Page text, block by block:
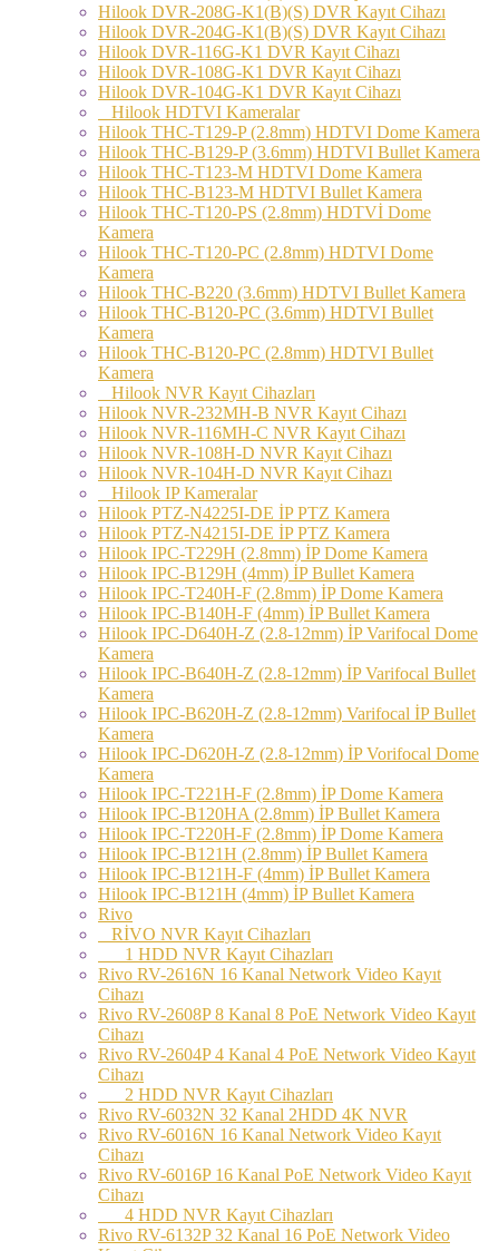
Hilook DVR-208G-K1(B)(S) DVR Kayıt Cihazı
Hilook DVR-204G-K1(B)(S) DVR Kayıt Cihazı
Hilook DVR-116G-K1 DVR Kayıt Cihazı
Hilook DVR-108G-K1 DVR Kayıt Cihazı
Hilook DVR-104G-K1 DVR Kayıt Cihazı
Hilook HDTVI Kameralar
Hilook THC-T129-P (2.8mm) HDTVI Dome Kamera
Hilook THC-B129-P (3.6mm) HDTVI Bullet Kamera
Hilook THC-T123-M HDTVI Dome Kamera
Hilook THC-B123-M HDTVI Bullet Kamera
Hilook THC-T120-PS (2.8mm) HDTVİ Dome
Kamera
Hilook THC-T120-PC (2.8mm) HDTVI Dome
Kamera
Hilook THC-B220 (3.6mm) HDTVI Bullet Kamera
Hilook THC-B120-PC (3.6mm) HDTVI Bullet
Kamera
Hilook THC-B120-PC (2.8mm) HDTVI Bullet
Kamera
Hilook NVR Kayıt Cihazları
Hilook NVR-232MH-B NVR Kayıt Cihazı
Hilook NVR-116MH-C NVR Kayıt Cihazı
Hilook NVR-108H-D NVR Kayıt Cihazı
Hilook NVR-104H-D NVR Kayıt Cihazı
Hilook IP Kameralar
Hilook PTZ-N4225I-DE İP PTZ Kamera
Hilook PTZ-N4215I-DE İP PTZ Kamera
Hilook IPC-T229H (2.8mm) İP Dome Kamera
Hilook IPC-B129H (4mm) İP Bullet Kamera
Hilook IPC-T240H-F (2.8mm) İP Dome Kamera
Hilook IPC-B140H-F (4mm) İP Bullet Kamera
Hilook IPC-D640H-Z (2.8-12mm) İP Varifocal Dome
Kamera
Hilook IPC-B640H-Z (2.8-12mm) İP Varifocal Bullet
Kamera
Hilook IPC-B620H-Z (2.8-12mm) Varifocal İP Bullet
Kamera
Hilook IPC-D620H-Z (2.8-12mm) İP Vorifocal Dome
Kamera
Hilook IPC-T221H-F (2.8mm) İP Dome Kamera
Hilook IPC-B120HA (2.8mm) İP Bullet Kamera
Hilook IPC-T220H-F (2.8mm) İP Dome Kamera
Hilook IPC-B121H (2.8mm) İP Bullet Kamera
Hilook IPC-B121H-F (4mm) İP Bullet Kamera
Hilook IPC-B121H (4mm) İP Bullet Kamera
Rivo
RİVO NVR Kayıt Cihazları
1 HDD NVR Kayıt Cihazları
Rivo RV-2616N 16 Kanal Network Video Kayıt
Cihazı
Rivo RV-2608P 8 Kanal 8 PoE Network Video Kayıt
Cihazı
Rivo RV-2604P 4 Kanal 4 PoE Network Video Kayıt
Cihazı
2 HDD NVR Kayıt Cihazları
Rivo RV-6032N 32 Kanal 2HDD 4K NVR
Rivo RV-6016N 16 Kanal Network Video Kayıt
Cihazı
Rivo RV-6016P 16 Kanal PoE Network Video Kayıt
Cihazı
4 HDD NVR Kayıt Cihazları
Rivo RV-6132P 32 Kanal 16 PoE Network Video